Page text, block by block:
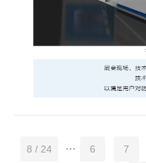
8 / 24 ··· 6 7